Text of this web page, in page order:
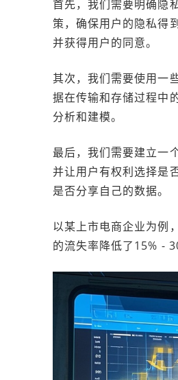
首先，我们需要明确隐
策，确保用户的隐私得
并获得用户的同意。
其次，我们需要使用一
据在传输和存储过程中
分析和建模。
最后，我们需要建立一
并让用户有权利选择是
是否分享自己的数据。
以某上市电商企业为例
的流失率降低了15% -